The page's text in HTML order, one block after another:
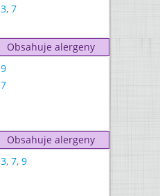
3, 7
Obsahuje alergeny
9
7
Obsahuje alergeny
3, 7, 9